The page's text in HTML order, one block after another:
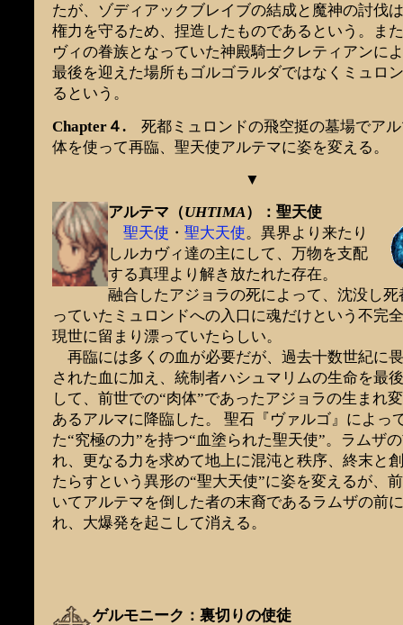
たが、ゾディアックブレイブの結成と魔神の討伐
権力を守るため、捏造したものであるという。ま
ヴィの眷族となっていた神殿騎士クレティアンに
最後を迎えた場所もゴルゴラルダではなくミュロ
るという。
Chapter４.死都ミュロンドの飛空挺の墓場でアル
体を使って再臨、聖天使アルテマに姿を変える。
▼
アルテマ（UHTIMA）：聖天使
聖天使 ・ 聖大天使。異界より来たり
しルカヴィ達の主にして、万物を支配
する真理より解き放たれた存在。
融合したアジョラの死によって、沈没し死
っていたミュロンドへの入口に魂だけという不完
現世に留まり漂っていたらしい。
再臨には多くの血が必要だが、過去十数世紀に
された血に加え、統制者ハシュマリムの生命を最
して、前世での“肉体”であったアジョラの生まれ
あるアルマに降臨した。 聖石『ヴァルゴ』によっ
た“究極の力”を持つ“血塗られた聖天使”。ラムザ
れ、更なる力を求めて地上に混沌と秩序、終末と
たらすという異形の“聖大天使”に姿を変えるが、
いてアルテマを倒した者の末裔であるラムザの前
れ、大爆発を起こして消える。
ゲルモニーク：裏切りの使徒